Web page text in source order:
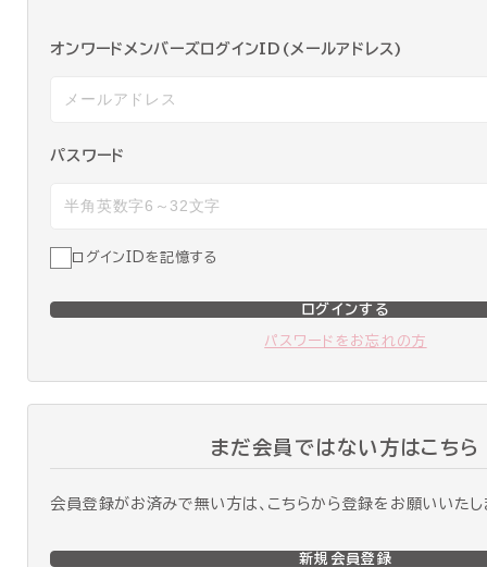
オンワードメンバーズログインID(メールアドレス)
パスワード
ログインIDを記憶する
ログインする
パスワードをお忘れの方
まだ会員ではない方はこちら
会員登録がお済みで無い方は、こちらから登録をお願いいたし
新規会員登録